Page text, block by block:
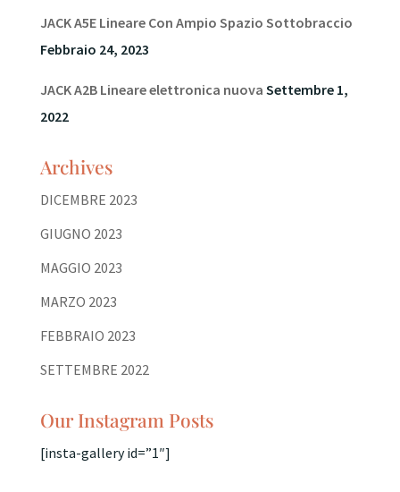
JACK A5E Lineare Con Ampio Spazio Sottobraccio
Febbraio 24, 2023
JACK A2B Lineare elettronica nuova Settembre 1,
2022
Archives
DICEMBRE 2023
GIUGNO 2023
MAGGIO 2023
MARZO 2023
FEBBRAIO 2023
SETTEMBRE 2022
Our Instagram Posts
[insta-gallery id=”1″]